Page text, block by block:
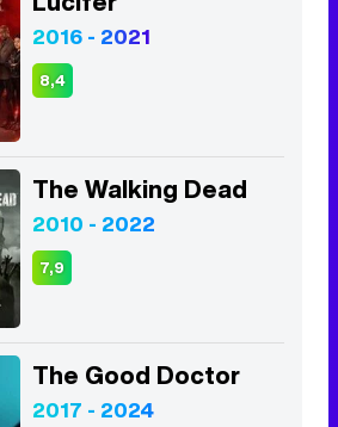
2016 - 2021
8,4
The Walking Dead
2010 - 2022
7,9
The Good Doctor
2017 - 2024